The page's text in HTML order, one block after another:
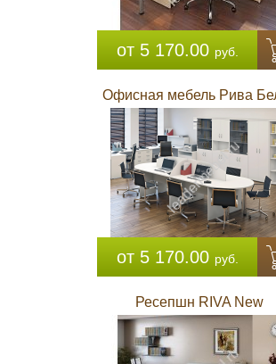
от 5 170.00 руб.
Офисная мебель Рива
от 5 170.00 руб.
Ресепшн RIVA New